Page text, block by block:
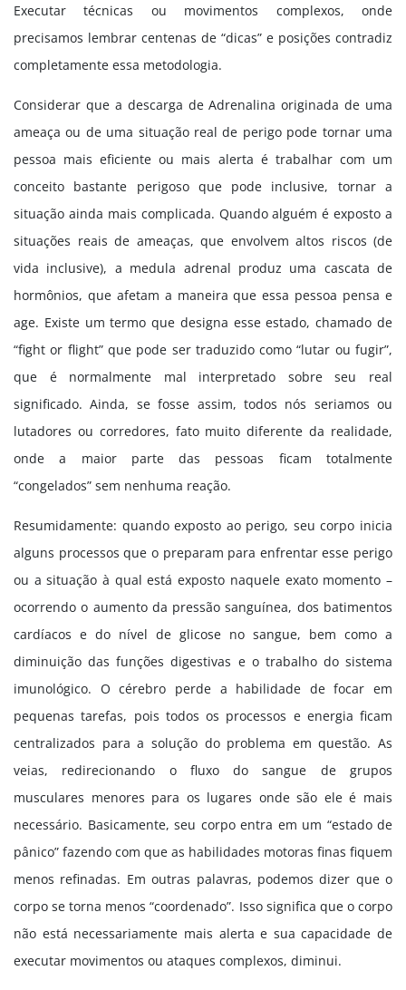
Executar técnicas ou movimentos complexos, onde
precisamos lembrar centenas de “dicas” e posições contradiz
completamente essa metodologia.
Considerar que a descarga de Adrenalina originada de uma
ameaça ou de uma situação real de perigo pode tornar uma
pessoa mais eficiente ou mais alerta é trabalhar com um
conceito bastante perigoso que pode inclusive, tornar a
situação ainda mais complicada. Quando alguém é exposto a
situações reais de ameaças, que envolvem altos riscos (de
vida inclusive), a medula adrenal produz uma cascata de
hormônios, que afetam a maneira que essa pessoa pensa e
age. Existe um termo que designa esse estado, chamado de
“fight or flight” que pode ser traduzido como “lutar ou fugir”,
que é normalmente mal interpretado sobre seu real
significado. Ainda, se fosse assim, todos nós seriamos ou
lutadores ou corredores, fato muito diferente da realidade,
onde a maior parte das pessoas ficam totalmente
“congelados” sem nenhuma reação.
Resumidamente: quando exposto ao perigo, seu corpo inicia
alguns processos que o preparam para enfrentar esse perigo
ou a situação à qual está exposto naquele exato momento –
ocorrendo o aumento da pressão sanguínea, dos batimentos
cardíacos e do nível de glicose no sangue, bem como a
diminuição das funções digestivas e o trabalho do sistema
imunológico. O cérebro perde a habilidade de focar em
pequenas tarefas, pois todos os processos e energia ficam
centralizados para a solução do problema em questão. As
veias, redirecionando o fluxo do sangue de grupos
musculares menores para os lugares onde são ele é mais
necessário. Basicamente, seu corpo entra em um “estado de
pânico” fazendo com que as habilidades motoras finas fiquem
menos refinadas. Em outras palavras, podemos dizer que o
corpo se torna menos “coordenado”. Isso significa que o corpo
não está necessariamente mais alerta e sua capacidade de
executar movimentos ou ataques complexos, diminui.